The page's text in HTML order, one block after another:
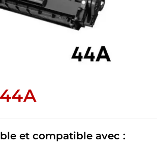
et compatible avec :